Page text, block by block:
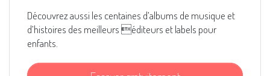
Découvrez aussi les centaines d’albums de musique et
d’histoires des meilleurs éditeurs et labels pour
enfants.